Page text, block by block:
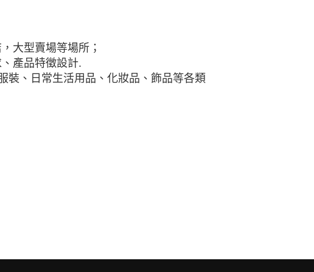
大型賣場等場所；
產品特徵設計.
裝、日常生活用品、化妝品、飾品等各類